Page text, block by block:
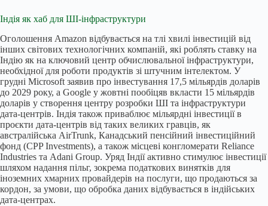
Індія як хаб для ШІ-інфраструктури
Оголошення Amazon відбувається на тлі хвилі інвестицій від
інших світових технологічних компаній, які роблять ставку на
Індію як на ключовий центр обчислювальної інфраструктури,
необхідної для роботи продуктів зі штучним інтелектом. У
грудні Microsoft заявив про інвестування 17,5 мільярдів доларів
до 2029 року, а Google у жовтні пообіцяв вкласти 15 мільярдів
доларів у створення центру розробки ШІ та інфраструктури
дата-центрів. Індія також приваблює мільярдні інвестиції в
проєкти дата-центрів від таких великих гравців, як
австралійська AirTrunk, Канадський пенсійний інвестиційний
фонд (CPP Investments), а також місцеві конгломерати Reliance
Industries та Adani Group. Уряд Індії активно стимулює інвестиції
шляхом надання пільг, зокрема податкових винятків для
іноземних хмарних провайдерів на послуги, що продаються за
кордон, за умови, що обробка даних відбувається в індійських
дата-центрах.